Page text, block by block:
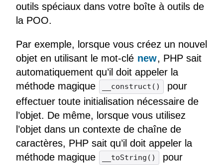
outils spéciaux dans votre boîte à outils de
la POO.
Par exemple, lorsque vous créez un nouvel
objet en utilisant le mot-clé new, PHP sait
automatiquement qu’il doit appeler la
méthode magique
__construct()
pour
effectuer toute initialisation nécessaire de
l’objet. De même, lorsque vous utilisez
l’objet dans un contexte de chaîne de
caractères, PHP sait qu’il doit appeler la
méthode magique
__toString()
pour